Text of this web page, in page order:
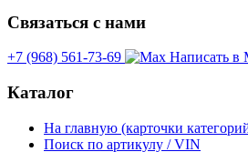
Связаться с нами
+7 (968) 561-73-69 Написать в
Каталог
На главную (карточки
Поиск по артикулу / VIN